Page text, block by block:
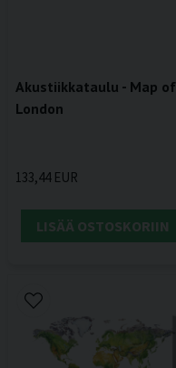
Akustiikkataulu - Map of
London
133,44 EUR
LISÄÄ OSTOSKORIIN